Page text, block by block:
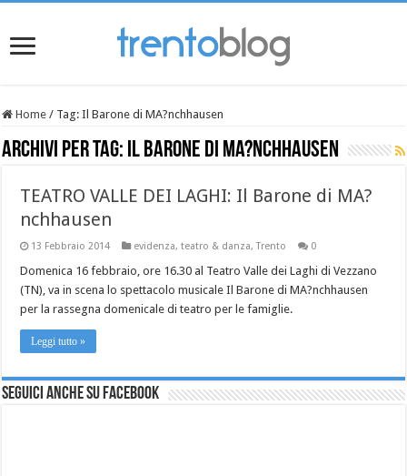
Home / Tag:Il Barone di MA?nchhausen
Archivi per tag: Il Barone di MA?nchhausen
TEATRO VALLE DEI LAGHI: Il Barone di MA?
nchhausen
13 Febbraio 2014 evidenza,teatro & danza,Trento 0
Domenica 16 febbraio, ore 16.30 al Teatro Valle dei Laghi di Vezzano
(TN), va in scena lo spettacolo musicale Il Barone di MA?nchhausen
per la rassegna domenicale di teatro per le famiglie.
Leggi tutto »
Seguici anche su Facebook